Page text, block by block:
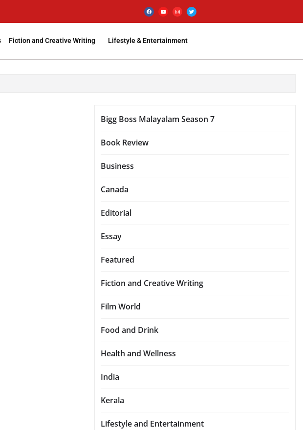
Fiction and Creative Writing Lifestyle & Entertainment
Bigg Boss Malayalam Season 7
Book Review
Business
Canada
Editorial
Essay
Featured
Fiction and Creative Writing
Film World
Food and Drink
Health and Wellness
India
Kerala
Lifestyle and Entertainment